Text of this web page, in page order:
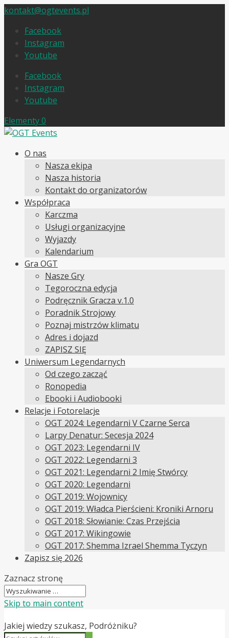
kontakt@ogtevents.pl
Facebook
Instagram
Youtube
Facebook
Instagram
Youtube
Elementy 0
O nas
Nasza ekipa
Nasza historia
Kontakt do organizatorów
Współpraca
Karczma
Usługi organizacyjne
Wyjazdy
Kalendarium
Gra OGT
Nasze Gry
Tegoroczna edycja
Podręcznik Gracza v.1.0
Poradnik Strojowy
Poznaj mistrzów klimatu
Adres i dojazd
ZAPISZ SIĘ
Uniwersum Legendarnych
Od czego zacząć
Ronopedia
Ebooki i Audiobooki
Relacje i Fotorelacje
OGT 2024: Legendarni V Czarne Serca
Larpy Denatur: Secesja 2024
OGT 2023: Legendarni IV
OGT 2022: Legendarni 3
OGT 2021: Legendarni 2 Imię Stwórcy
OGT 2020: Legendarni
OGT 2019: Wojownicy
OGT 2019: Władca Pierścieni: Kroniki Arnoru
OGT 2018: Słowianie: Czas Przejścia
OGT 2017: Wikingowie
OGT 2017: Shemma Izrael Shemma Tyczyn
Zapisz się 2026
Zaznacz stronę
Skip to main content
Jakiej wiedzy szukasz, Podróżniku?